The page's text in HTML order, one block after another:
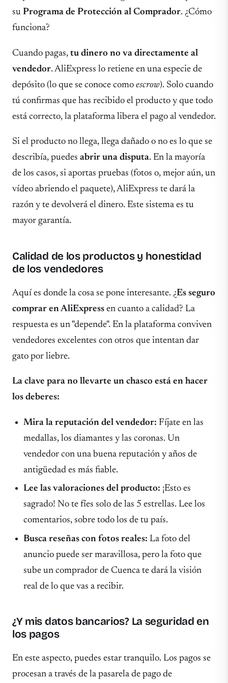
su Programa de Protección al Comprador. ¿Cómo
funciona?
Cuando pagas, tu dinero no va directamente al
vendedor. AliExpress lo retiene en una especie de
depósito (lo que se conoce como escrow). Solo cuando
tú confirmas que has recibido el producto y que todo
está correcto, la plataforma libera el pago al vendedor.
Si el producto no llega, llega dañado o no es lo que se
describía, puedes abrir una disputa. En la mayoría
de los casos, si aportas pruebas (fotos o, mejor aún, un
vídeo abriendo el paquete), AliExpress te dará la
razón y te devolverá el dinero. Este sistema es tu
mayor garantía.
Calidad de los productos y honestidad
de los vendedores
Aquí es donde la cosa se pone interesante. ¿Es seguro
comprar en AliExpress en cuanto a calidad? La
respuesta es un "depende". En la plataforma conviven
vendedores excelentes con otros que intentan dar
gato por liebre.
La clave para no llevarte un chasco está en hacer
los deberes:
Mira la reputación del vendedor: Fíjate en las
medallas, los diamantes y las coronas. Un
vendedor con una buena reputación y años de
antigüedad es más fiable.
Lee las valoraciones del producto: ¡Esto es
sagrado! No te fíes solo de las 5 estrellas. Lee los
comentarios, sobre todo los de tu país.
Busca reseñas con fotos reales: La foto del
anuncio puede ser maravillosa, pero la foto que
sube un comprador de Cuenca te dará la visión
real de lo que vas a recibir.
¿Y mis datos bancarios? La seguridad en
los pagos
En este aspecto, puedes estar tranquilo. Los pagos se
procesan a través de la pasarela de pago de